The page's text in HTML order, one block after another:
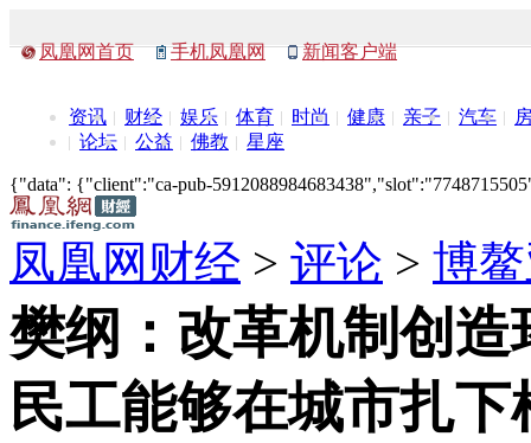
凤凰网首页 手机凤凰网 新闻客户端
资讯 财经 娱乐 体育 时尚 健康 亲子 汽车
论坛
公益 佛教 星座
{"data": {"client":"ca-pub-
凤凰网财经 > 评论 > 博
樊纲：改革机制创造
民工能够在城市扎下